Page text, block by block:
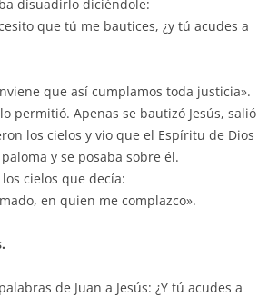
disuadirlo diciéndole:
que tú me bautices, ¿y tú acudes a
que así cumplamos toda justicia».
permitió. Apenas se bautizó Jesús, salió
los cielos y vio que el Espíritu de Dios
y se posaba sobre él.
cielos que decía:
en quien me complazco».
de Juan a Jesús: ¿Y tú acudes a